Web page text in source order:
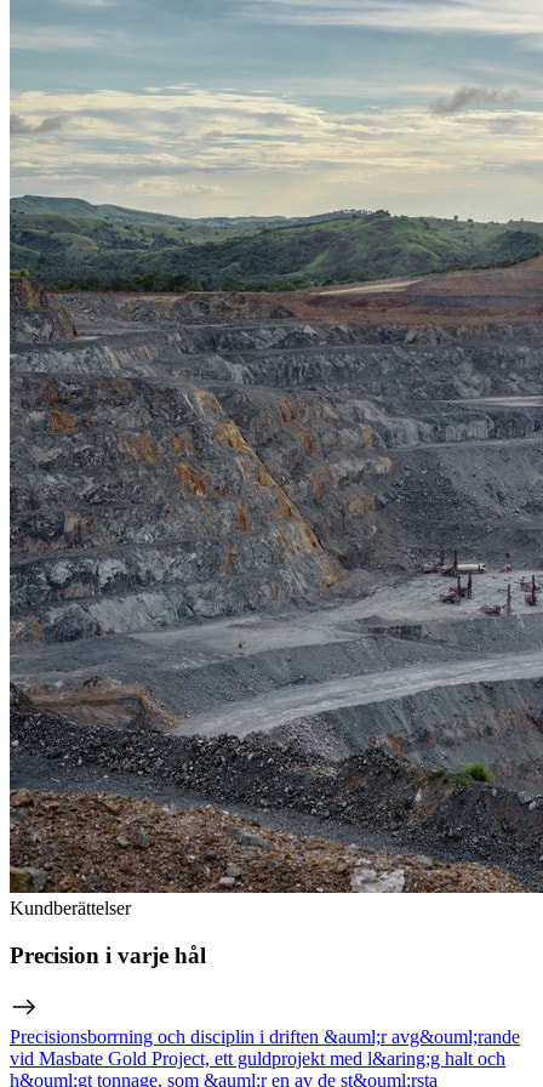
Kundberättelser
Precision i varje hål
Precisionsborrning och disciplin i driften &auml;r avg&ouml;rande
vid Masbate Gold Project, ett guldprojekt med l&aring;g halt och
h&ouml;gt tonnage, som &auml;r en av de st&ouml;rsta